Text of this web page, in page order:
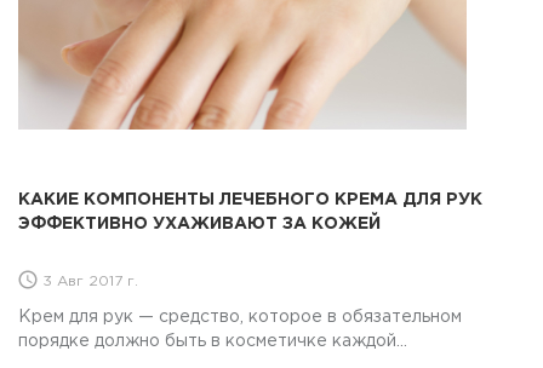
КАКИЕ КОМПОНЕНТЫ ЛЕЧЕБНОГО КРЕМА ДЛЯ РУК
ЭФФЕКТИВНО УХАЖИВАЮТ ЗА КОЖЕЙ
3 Авг 2017 г.
Крем для рук — средство, которое в обязательном
порядке должно быть в косметичке каждой...